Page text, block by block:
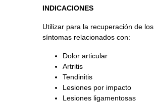
INDICACIONES
Utilizar para la recuperación de los
síntomas relacionados con:
Dolor articular
Artritis
Tendinitis
Lesiones por impacto
Lesiones ligamentosas